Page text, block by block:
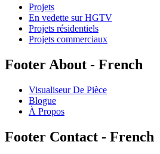
Projets
En vedette sur HGTV
Projets résidentiels
Projets commerciaux
Footer About - French
Visualiseur De Pièce
Blogue
À Propos
Footer Contact - French